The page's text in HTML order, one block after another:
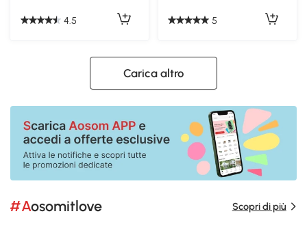
4.5 5
Carica altro
#Aosomitlove Scopri di più